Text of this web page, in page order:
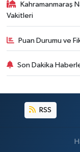
Kahramanmaraş
Vakitleri
Puan Durumu ve
Son Dakika
RSS